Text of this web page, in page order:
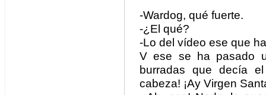
-Wardog, qué fuerte.
-¿El qué?
-Lo del vídeo ese que
V ese se ha pasado
burradas que decía
cabeza! ¡Ay Virgen